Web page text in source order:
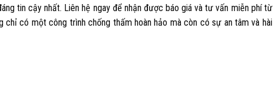
tin cậy nhất. Liên hệ ngay để nhận được báo giá và tư vấn miễn phí từ
chỉ có một công trình chống thấm hoàn hảo mà còn có sự an tâm và hài